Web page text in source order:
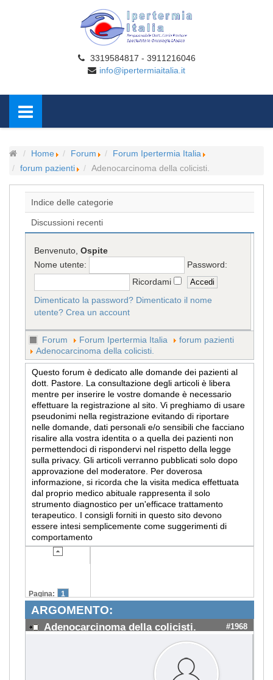
3319584817 - 3911216046
info@ipertermiaitalia.it
Home Forum
Forum Ipertermia Italia
forum pazienti
Adenocarcinoma della colicisti.
Indice delle categorie
Discussioni recenti
Benvenuto,Ospite
Nome utente:
Password:
Ricordami
Dimenticato la password? Dimenticato il nome
utente? Crea un account
Forum Forum Ipertermia Italia
forum pazienti
Adenocarcinoma della colicisti.
Questo forum è dedicato alle domande dei pazienti al
dott. Pastore. La consultazione degli articoli è libera
mentre per inserire le vostre domande è necessario
effettuare la registrazione al sito. Vi preghiamo di usare
pseudonimi nella registrazione evitando di riportare
nelle domande, dati personali e/o sensibili che facciano
risalire alla vostra identita o a quella dei pazienti non
permettendoci di rispondervi nel rispetto della legge
sulla privacy. Gli articoli verranno pubblicati solo dopo
approvazione del moderatore. Per doverosa
informazione, si ricorda che la visita medica effettuata
dal proprio medico abituale rappresenta il solo
strumento diagnostico per un'efficace trattamento
terapeutico. I consigli forniti in questo sito devono
essere intesi semplicemente come suggerimenti di
comportamento
Pagina: 1
ARGOMENTO:
Adenocarcinoma della colicisti. #1968